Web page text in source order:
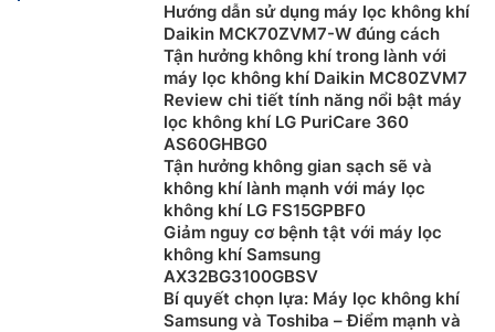
Cấu tạo của máy lọc không khí thông thường bao
gồm 3 bộ phận chính: khung máy, bộ phận quạt hút và
màng lọc không khí
Có vai trò đảm bảo an toàn cho sản
phẩm, khung máy được chế tạo từ nhựa cứng có tác
dụng chính là bảo vệ các bộ phận bên trong máy hút:
quạt hút, các bộ lọc, các linh kiện điện tử. Để không bị
ảnh hưởng do các bụi bẩn, vi khuẩn xâm nhập làm hư
hại thiết bị. Tùy vào từng hãng sản xuất, phần quạt hút
máy sẽ được thiết kế phía trước hoặc sau máy. Bởi thế
trong quá trình lắp đặt sản phẩm rất cần chú ý đến bộ
Hướng dẫn sử dụng máy lọc không khí
Daikin MCK70ZVM7-W đúng cách
Tận hưởng không khí trong lành với
máy lọc không khí Daikin MC80ZVM7
Review chi tiết tính năng nổi bật máy
lọc không khí LG PuriCare 360
AS60GHBG0
Tận hưởng không gian sạch sẽ và
không khí lành mạnh với máy lọc
không khí LG FS15GPBF0
Giảm nguy cơ bệnh tật với máy lọc
không khí Samsung
AX32BG3100GBSV
Bí quyết chọn lựa: Máy lọc không khí
Samsung và Toshiba – Điểm mạnh và